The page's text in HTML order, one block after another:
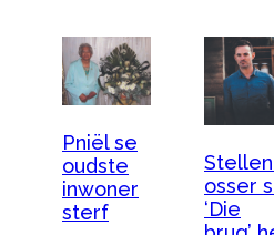
Pniël se
oudste
inwoner
sterf
osser
‘Die